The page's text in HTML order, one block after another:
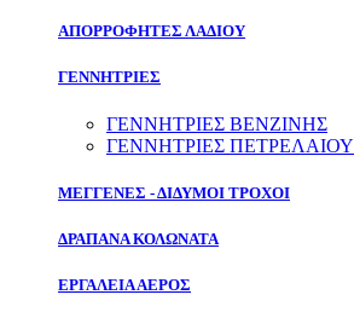
ΑΠΟΡΡΟΦΗΤΕΣ ΛΑΔΙΟΥ
ΓΕΝΝΗΤΡΙΕΣ
ΓΕΝΝΗΤΡΙΕΣ ΒΕΝΖΙΝΗΣ
ΓΕΝΝΗΤΡΙΕΣ ΠΕΤΡΕΛΑΙΟΥ
ΜΕΓΓΕΝΕΣ - ΔΙΔΥΜΟΙ ΤΡΟΧΟΙ
ΔΡΑΠΑΝΑ ΚΟΛΩΝΑΤΑ
ΕΡΓΑΛΕΙΑ ΑΕΡΟΣ